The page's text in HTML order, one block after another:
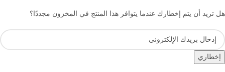
هل تريد أن يتم إخطارك عندما يتوافر هذا المنتج في المخزون مجددًا؟
إخطاري